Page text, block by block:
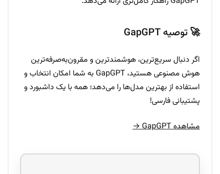
🚀 توصیه GapGPT
اگر دنبال سریع‌ترین، هوشمندترین و مقرون‌به‌صرفه‌ترین
هوش مصنوعی هستید، GapGPT به شما امکان انتخاب و
استفاده از بهترین مدل‌ها را می‌دهد؛ همه با یک داشبورد و
پشتیبانی فارسی!
مشاهده GapGPT →